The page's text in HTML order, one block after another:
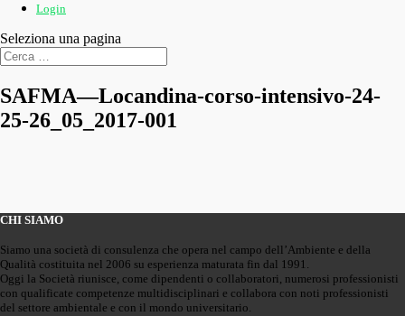
Login
Seleziona una pagina
SAFMA—Locandina-corso-intensivo-24-
25-26_05_2017-001
CHI SIAMO
Siamo una società di consulenza che opera nel campo dell’Ambiente e della
Qualità costituita nel 2006 su esperienza maturata fin dal 1991.
Oggi la Società riunisce, come dipendenti o collaboratori, numerosi professionisti
con qualificate competenze multidisciplinari e collabora con noti professionisti
del settore ambientale e con il mondo universitario.